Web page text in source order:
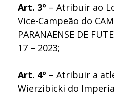
Art. 3º – Atribuir ao
Vice-Campeão do
PARANAENSE DE
17 – 2023;
Art. 4º – Atribuir a
Wierzibicki do